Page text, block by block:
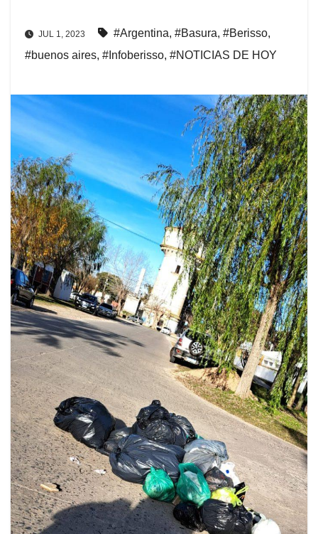
JUL 1, 2023 #Argentina, #Basura, #Berisso,
#buenos aires, #Infoberisso, #NOTICIAS DE HOY